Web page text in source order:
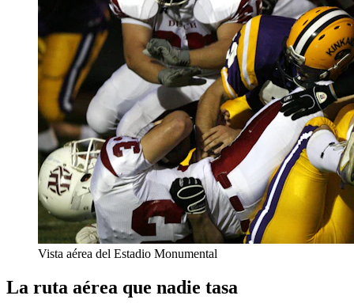
Vista aérea del Estadio Monumental
La ruta aérea que nadie tasa